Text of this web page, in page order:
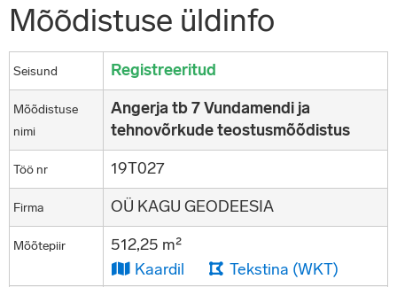
Mõõdistuse üldinfo
Seisund Registreeritud
Mõõdistuse
nimi
Angerja tb 7 Vundamendi ja
tehnovõrkude teostusmõõdistus
Töö nr 19T027
Firma OÜ KAGU GEODEESIA
Mõõtepiir
512,25 m²
Kaardil
Tekstina (WKT)